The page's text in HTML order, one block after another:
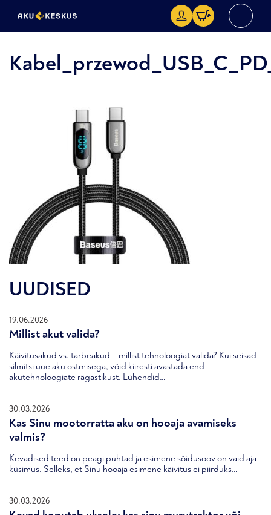
UUDISED
19.06.2026
Millist akut valida?
Käivitusakud vs. tarbeakud – millist tehnoloogiat valida? Kui seisad
silmitsi uue aku ostmisega, võid kiiresti avastada end
akutehnoloogiate rägastikust. Lühendid…
30.03.2026
Kas Sinu mootorratta aku on hooaja avamiseks
valmis?
Kevadised teed on peagi puhtad ja esimene sõidusoov on vaid aja
küsimus. Selleks, et Sinu hooaja esimene käivitus ei piirduks…
30.03.2026